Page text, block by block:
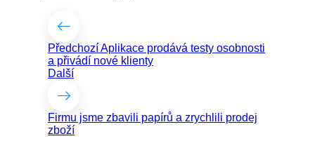
PředchozíAplikace prodává testy osobnosti
a přivádí nové klienty
Další
Firmu jsme zbavili papírů a zrychlili prodej
zboží